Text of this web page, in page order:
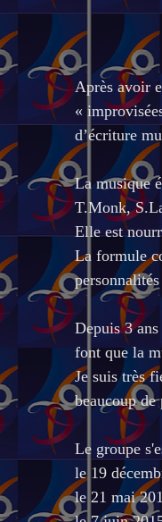
Après avoir
«
d’écriture
La musique
T.Monk,
Elle est
La formule
Depuis 3
font que la
Je suis très
beaucoup de
Le groupe
le 19
le 21 mai